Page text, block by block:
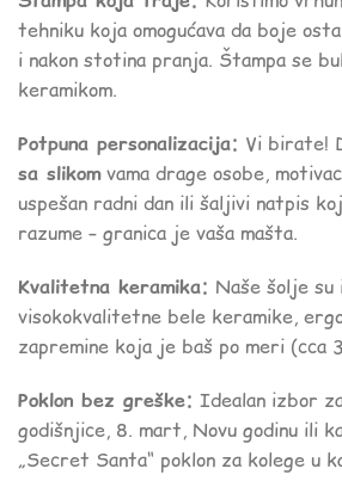
tehniku koja omogućava da boje
i nakon stotina pranja. Štampa se
keramikom.
Potpuna personalizacija: Vi birate!
sa slikomvama drage osobe,
uspešan radni dan ili šaljivi natpis
razume – granica je vaša mašta.
Kvalitetna keramika: Naše šolje su
visokokvalitetne bele keramike,
zapremine koja je baš po meri (cca
Poklon bez greške: Idealan izbor
godišnjice, 8. mart, Novu godinu ili
„Secret Santa“ poklon za kolege u